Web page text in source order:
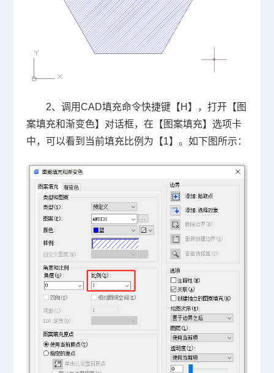
2、调用CAD填充命令快捷键【H】，打开【图
案填充和渐变色】对话框，在【图案填充】选项卡
中，可以看到当前填充比例为【1】。如下图所示：